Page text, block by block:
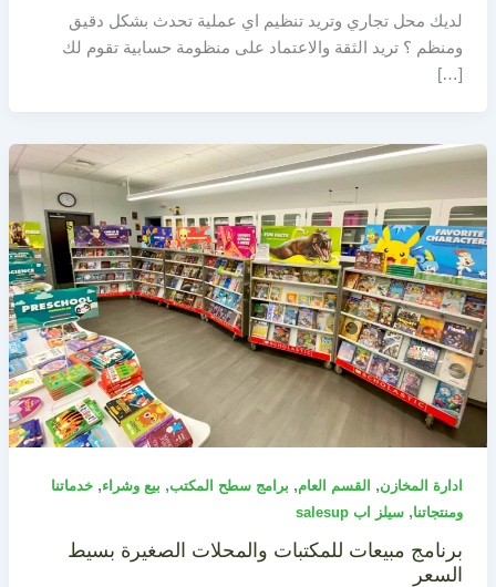
لديك محل تجاري وتريد تنظيم اي عملية تحدث بشكل دقيق
ومنظم ؟ تريد الثقة والاعتماد على منظومة حسابية تقوم لك
[…]
ادارة المخازن, القسم العام, برامج سطح المكتب, بيع وشراء, خدماتنا
ومنتجاتنا, سيلز اب salesup
برنامج مبيعات للمكتبات والمحلات الصغيرة بسيط
السعر